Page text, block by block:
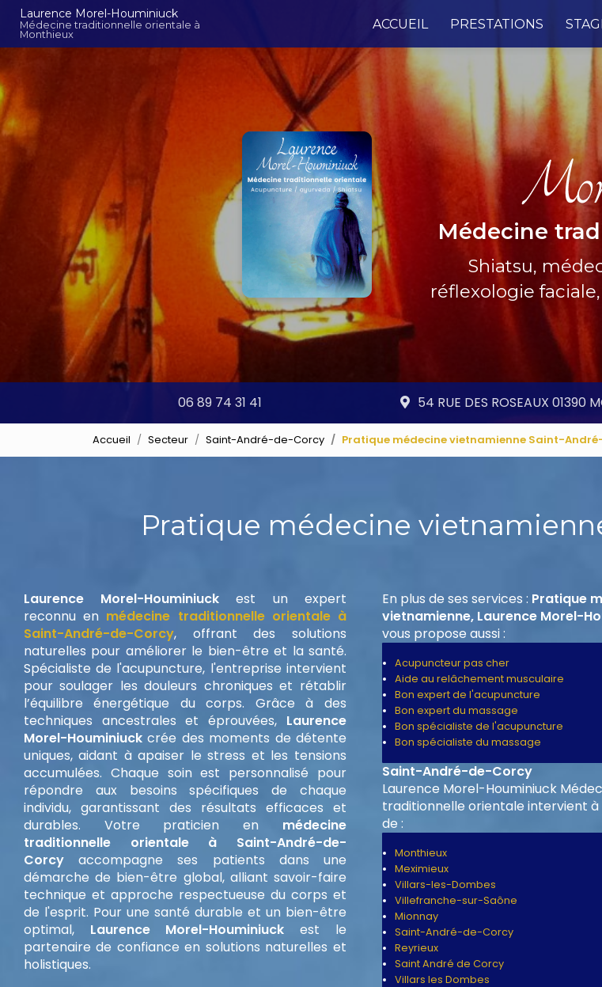
Aller
contenu
Laurence Morel-Houminiuck
Médecine traditionnelle orientale à
Monthieux
ACCUEIL
PRESTATIONS
Médecine
Shiatsu,
réflexologie
06 89 74 31 41 54 RUE DES ROSEAUX 01390
Accueil Secteur Saint-André-de-Corcy Pratique médecine vietnamienne Saint-
Pratique médecine
Laurence Morel-Houminiuck est un expert
reconnu en médecine traditionnelle orientale à
Saint-André-de-Corcy, offrant des solutions
naturelles pour améliorer le bien-être et la santé.
Spécialiste de l'acupuncture, l'entreprise intervient
pour soulager les douleurs chroniques et rétablir
l’équilibre énergétique du corps. Grâce à des
techniques ancestrales et éprouvées, Laurence
Morel-Houminiuck crée des moments de détente
uniques, aidant à apaiser le stress et les tensions
accumulées. Chaque soin est personnalisé pour
répondre aux besoins spécifiques de chaque
individu, garantissant des résultats efficaces et
durables. Votre praticien en médecine
traditionnelle orientale à Saint-André-de-
Corcy accompagne ses patients dans une
démarche de bien-être global, alliant savoir-faire
technique et approche respectueuse du corps et
de l'esprit. Pour une santé durable et un bien-être
optimal, Laurence Morel-Houminiuck est le
partenaire de confiance en solutions naturelles et
holistiques.
En plus de ses services : Pratique
vietnamienne, Laurence Morel-
vous propose aussi :
Acupuncteur pas cher
Aide au relâchement musculaire
Bon expert de l'acupuncture
Bon expert du massage
Bon spécialiste de l'acupuncture
Bon spécialiste du massage
Saint-André-de-Corcy
Laurence Morel-Houminiuck
traditionnelle orientale intervient
de :
Monthieux
Meximieux
Villars-les-Dombes
Villefranche-sur-Saône
Mionnay
Saint-André-de-Corcy
Reyrieux
Saint André de Corcy
Villars les Dombes